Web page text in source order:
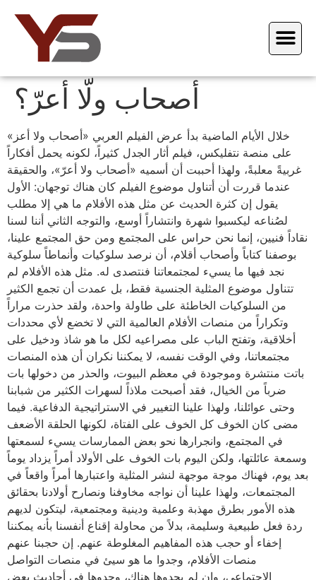
أصحاب ولّا أعرّ؟
خلال الأيام الماضية بدأ عرض الفيلم العربي «أصحاب ولا أعز»
على منصة نتفليكس، فيلم أثار الجدل كثيراً، لكونه يحمل أفكاراً
غربيةً معلبةً، ولهذا أحببت أن أسميه «أصحاب ولا أعرّ»، والحقيقة
عندما قررت أن أتناول موضوع الفيلم كان هناك توجهان: الأول
يقول إن كثرة الحديث عن مثل هذه الأفلام ما هي إلا مطلب
لصُناعه ليكسبوا شهرة وانتشاراً أوسع، والتوجه الثاني أننا لسنا
نقاداً فنيين، إنما نحن حراس على المجتمع ومن حق المجتمع علينا،
بوصفنا كتاباً وأصحاب أقلام، أن نرصد سلوكيات وأنماطاً سلوكية
نجد فيها ما يسيء لمجتمعاتنا فنتصدى له. مثل هذه الأفلام لم
تتناول موضوع المثلية الجنسية فقط، بل عمدت أن تجمع الكثير
من السلوكيات الخاطئة على طاولة واحدة، ولقد حذرت مراراً
وتكراراً من منصات الأفلام العالمية التي لا تخضع لأي محددات
أخلاقية، وتفتح الباب على مصراعيه لكل ما هو شاذ ودخيل على
مجتمعاتنا، وفي الوقت نفسه، لا يمكننا نكران أن هذه المنصات
باتت منتشرة وموجودة في معظم البيوت، والحذر من دخولها بات
ضرباً من الخيال، فقد أصبحت ملاذاً لسهرات الكثير من شبابنا
وحتى عوائلنا، ولهذا علينا التغيير في الاستراتيجية الدفاعية. فيما
مضى كان الخوف كل الخوف على الفتاة، لكونها الحلقة الأضعف
في المجتمع، وانجرارها نحو بعض الممارسات يسيء لسمعتها
وسمعة عائلتها، ولكن اليوم بات الخوف على الأولاد أمراً يزداد يوماً
بعد يوم، فهناك موجة موجهة لنشر المثلية واعتبارها أمراً واقعاً في
المجتمعات، ولهذا علينا أن نواجه مخاوفنا ونصارح أولادنا بحقائق
هذه الأمور بطرق مهذبة وعلمية ودينية ومجتمعية، ليتكون لديهم
ردة فعل طبيعية وسليمة، بدلاً من محاولة إقناع أنفسنا بأنه يمكننا
إخفاء أو حجب هذه المفاهيم المغلوطة عنهم. إن حجبنا عنهم
منصات الأفلام، وجدوا ما هو سيئ في منصات التواصل
الاجتماعي، وإن لم يجدوها هناك، وجدوها في أحاديث بعض